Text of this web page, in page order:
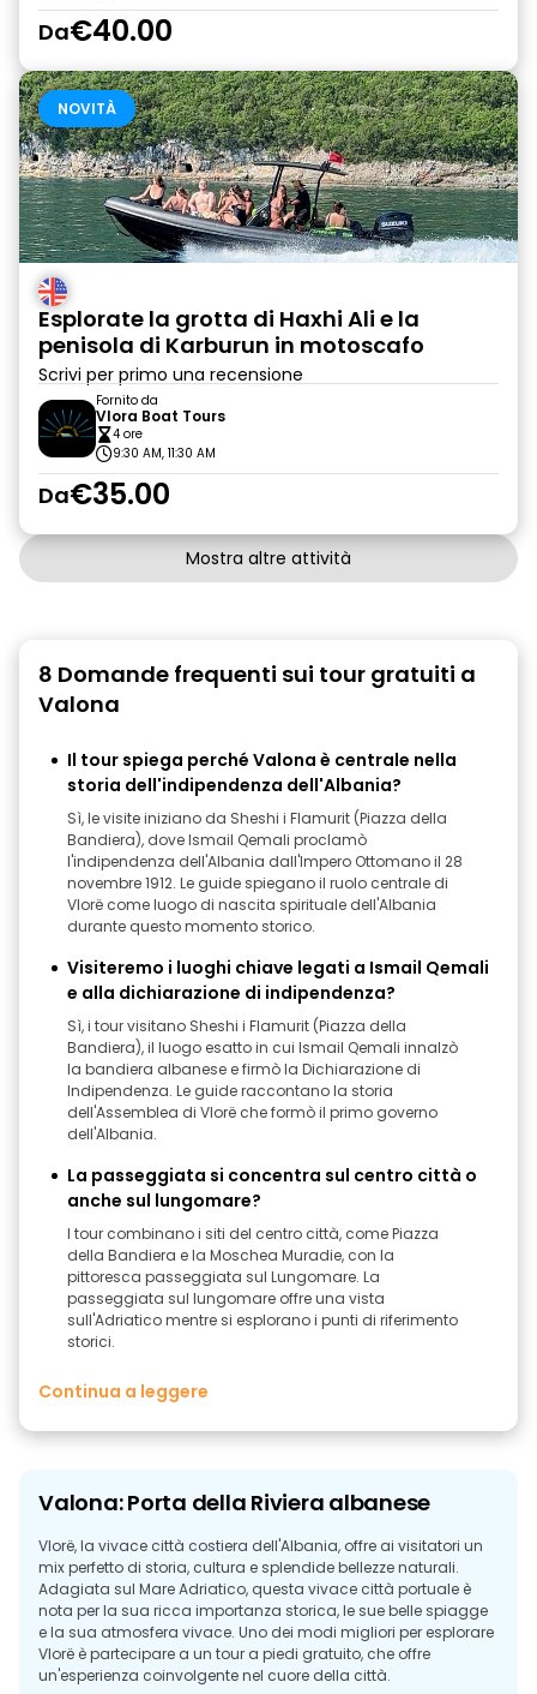
Da€40.00
NOVITÀ
Esplorate la grotta di Haxhi Ali e la
penisola di Karburun in motoscafo
Scrivi per primo una recensione
Fornito da
Vlora Boat Tours
4 ore
9:30 AM, 11:30 AM
Da€35.00
Mostra altre attività
8 Domande frequenti sui tour gratuiti a
Valona
Il tour spiega perché Valona è centrale nella
storia dell'indipendenza dell'Albania?
Sì, le visite iniziano da Sheshi i Flamurit (Piazza della
Bandiera), dove Ismail Qemali proclamò
l'indipendenza dell'Albania dall'Impero Ottomano il 28
novembre 1912. Le guide spiegano il ruolo centrale di
Vlorë come luogo di nascita spirituale dell'Albania
durante questo momento storico.
Visiteremo i luoghi chiave legati a Ismail Qemali
e alla dichiarazione di indipendenza?
Sì, i tour visitano Sheshi i Flamurit (Piazza della
Bandiera), il luogo esatto in cui Ismail Qemali innalzò
la bandiera albanese e firmò la Dichiarazione di
Indipendenza. Le guide raccontano la storia
dell'Assemblea di Vlorë che formò il primo governo
dell'Albania.
La passeggiata si concentra sul centro città o
anche sul lungomare?
I tour combinano i siti del centro città, come Piazza
della Bandiera e la Moschea Muradie, con la
pittoresca passeggiata sul Lungomare. La
passeggiata sul lungomare offre una vista
sull'Adriatico mentre si esplorano i punti di riferimento
storici.
Continua a leggere
Valona: Porta della Riviera albanese
Vlorë, la vivace città costiera dell'Albania, offre ai visitatori un
mix perfetto di storia, cultura e splendide bellezze naturali.
Adagiata sul Mare Adriatico, questa vivace città portuale è
nota per la sua ricca importanza storica, le sue belle spiagge
e la sua atmosfera vivace. Uno dei modi migliori per esplorare
Vlorë è partecipare a un tour a piedi gratuito, che offre
un'esperienza coinvolgente nel cuore della città.